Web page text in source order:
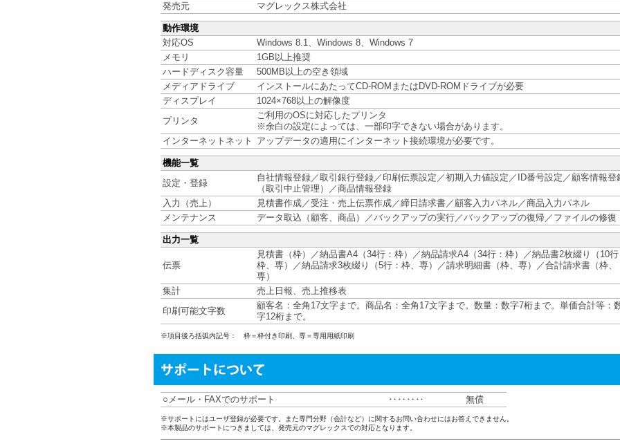
発売元
マグレックス株式会社
動作環境
対応OS
Windows 8.1、Windows 8、Windows 7
メモリ
1GB以上推奨
ハードディスク容量
500MB以上の空き領域
メディアドライブ
インストールにあたってCD-ROMまたはDVD-ROMドライブが必要
ディスプレイ
1024×768以上の解像度
プリンタ
ご利用のOSに対応したプリンタ
※余白の設定によっては、一部印字できない場合があります。
インターネットネット
アップデータの適用にインターネット接続環境が必要です。
機能一覧
設定・登録
自社情報登録／取引銀行登録／印刷伝票設定／初期入力値設定／ID番号設定／顧客情報登
（取引中止管理）／商品情報登録
入力（売上）
見積書作成／受注・売上伝票作成／締日請求書／顧客入力パネル／商品入力パネル
メンテナンス
データ取込（顧客、商品）／バックアップの実行／バックアップの復帰／ファイルの修復
出力一覧
伝票
見積書（枠）／納品書A4（34行：枠）／納品請求A4（34行：枠）／納品書2枚綴り（10行
枠、専）／納品請求3枚綴り（5行：枠、専）／請求明細書（枠、専）／合計請求書（枠、
専）
集計
売上日報、売上推移表
印刷可能文字数
顧客名：全角17文字まで。商品名：全角17文字まで。数量：数字7桁まで。単価合計等：
字12桁まで。
※項目後ろ括弧内記号： 枠＝枠付き印刷、専＝専用用紙印刷
○ メール・FAXでのサポート ‥‥‥‥ 無償
※サポートにはユーザ登録が必要です。また専門分野（会計など）に関するお問い合わせにはお答えできません。
※本製品のサポートにつきましては、発売元のマグレックスでの対応となります。